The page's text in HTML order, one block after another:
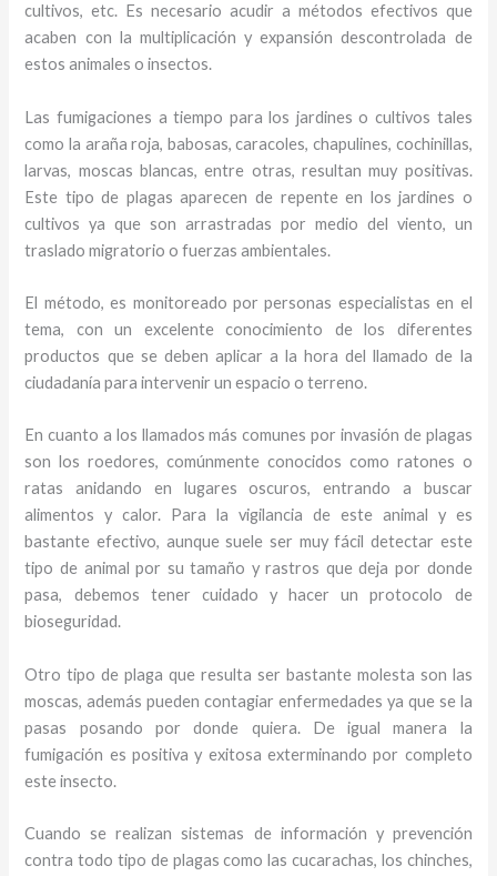
cultivos, etc. Es necesario acudir a métodos efectivos que
acaben con la multiplicación y expansión descontrolada de
estos animales o insectos.
Las fumigaciones a tiempo para los jardines o cultivos tales
como la araña roja, babosas, caracoles, chapulines, cochinillas,
larvas, moscas blancas, entre otras, resultan muy positivas.
Este tipo de plagas aparecen de repente en los jardines o
cultivos ya que son arrastradas por medio del viento, un
traslado migratorio o fuerzas ambientales.
El método, es monitoreado por personas especialistas en el
tema, con un excelente conocimiento de los diferentes
productos que se deben aplicar a la hora del llamado de la
ciudadanía para intervenir un espacio o terreno.
En cuanto a los llamados más comunes por invasión de plagas
son los roedores, comúnmente conocidos como ratones o
ratas anidando en lugares oscuros, entrando a buscar
alimentos y calor. Para la vigilancia de este animal y es
bastante efectivo, aunque suele ser muy fácil detectar este
tipo de animal por su tamaño y rastros que deja por donde
pasa, debemos tener cuidado y hacer un protocolo de
bioseguridad.
Otro tipo de plaga que resulta ser bastante molesta son las
moscas, además pueden contagiar enfermedades ya que se la
pasas posando por donde quiera. De igual manera la
fumigación es positiva y exitosa exterminando por completo
este insecto.
Cuando se realizan sistemas de información y prevención
contra todo tipo de plagas como las cucarachas, los chinches,